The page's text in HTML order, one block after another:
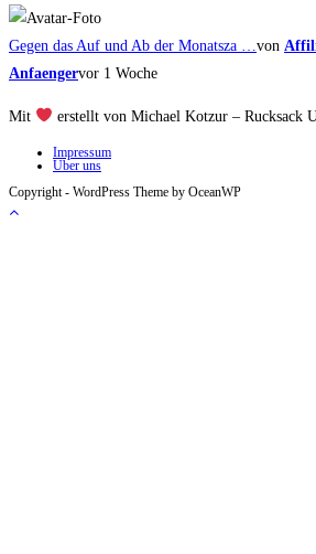
Gegen das Auf und Ab der Monatsza … von
Anfaengervor 1 Woche
Mit erstellt von Michael Kotzur – Rucksack
Impressum
Über uns
Copyright - WordPress Theme by OceanWP